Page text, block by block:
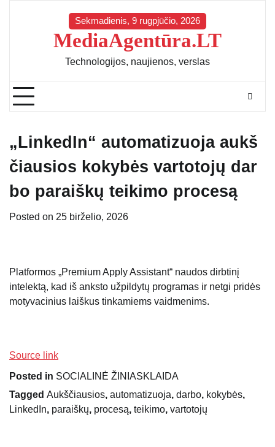
Sekmadienis, 9 rugpjūčio, 2026
MediaAgentūra.LT
Technologijos, naujienos, verslas
„LinkedIn“ automatizuoja aukš
čiausios kokybės vartotojų dar
bo paraiškų teikimo procesą
Posted on 25 birželio, 2026
Platformos „Premium Apply Assistant“ naudos dirbtinį
intelektą, kad iš anksto užpildytų programas ir netgi pridės
motyvacinius laiškus tinkamiems vaidmenims.
Source link
Posted in SOCIALINĖ ŽINIASKLAIDA
Tagged Aukščiausios, automatizuoja, darbo, kokybės,
LinkedIn, paraiškų, procesą, teikimo, vartotojų